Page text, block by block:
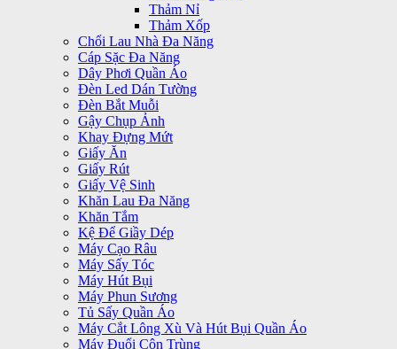
Thảm Nỉ
Thảm Xốp
Chổi Lau Nhà Đa Năng
Cáp Sặc Đa Năng
Dây Phơi Quần Áo
Đèn Led Dán Tường
Đèn Bắt Muỗi
Gậy Chụp Ảnh
Khay Đựng Mứt
Giấy Ăn
Giấy Rút
Giấy Vệ Sinh
Khăn Lau Đa Năng
Khăn Tắm
Kệ Để Giầy Dép
Máy Cạo Râu
Máy Sấy Tóc
Máy Hút Bụi
Máy Phun Sương
Tủ Sấy Quần Áo
Máy Cắt Lông Xù Và Hút Bụi Quần Áo
Máy Đuổi Côn Trùng